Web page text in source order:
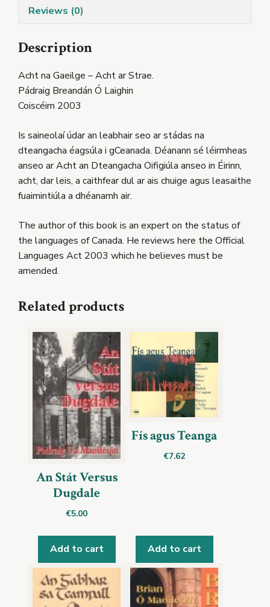
Reviews (0)
Description
Acht na Gaeilge – Acht ar Strae.
Pádraig Breandán Ó Laighin
Coiscéim 2003
Is saineolaí údar an leabhair seo ar stádas na
dteangacha éagsúla i gCeanada. Déanann sé léirmheas
anseo ar Acht an Dteangacha Oifigiúla anseo in Éirinn,
acht, dar leis, a caithfear dul ar ais chuige agus leasaithe
fuaimintiúla a dhéanamh air.
The author of this book is an expert on the status of
the languages of Canada. He reviews here the Official
Languages Act 2003 which he believes must be
amended.
Related products
An Stát Versus
Dugdale
€5.00
Add to cart
Fís agus Teanga
€7.62
Add to cart